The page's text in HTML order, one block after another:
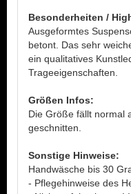
Besonderheiten /
Ausgeformtes
betont. Das sehr
ein qualitatives
Trageeigenschaften.
Größen Infos:
Die Größe fällt normal
geschnitten.
Sonstige Hinweise:
Handwäsche bis 30
- Pflegehinweise des